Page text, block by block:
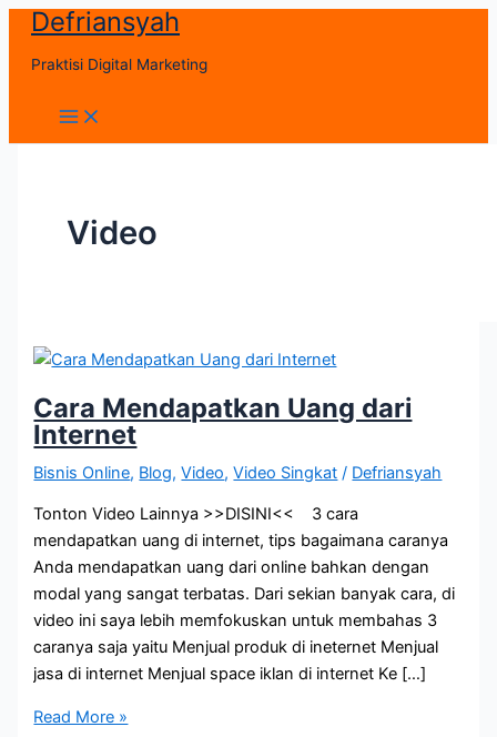
Skip
content
Defriansyah
Praktisi Digital Marketing
Main
Menu
Video
Cara Mendapatkan Uang dari
Internet
Bisnis Online, Blog,Video,Video Singkat / Defriansyah
Tonton Video Lainnya >>DISINI<< 3 cara
mendapatkan uang di internet, tips bagaimana caranya
Anda mendapatkan uang dari online bahkan dengan
modal yang sangat terbatas. Dari sekian banyak cara, di
video ini saya lebih memfokuskan untuk membahas 3
caranya saja yaitu Menjual produk di ineternet Menjual
jasa di internet Menjual space iklan di internet Ke […]
Cara
Read More »